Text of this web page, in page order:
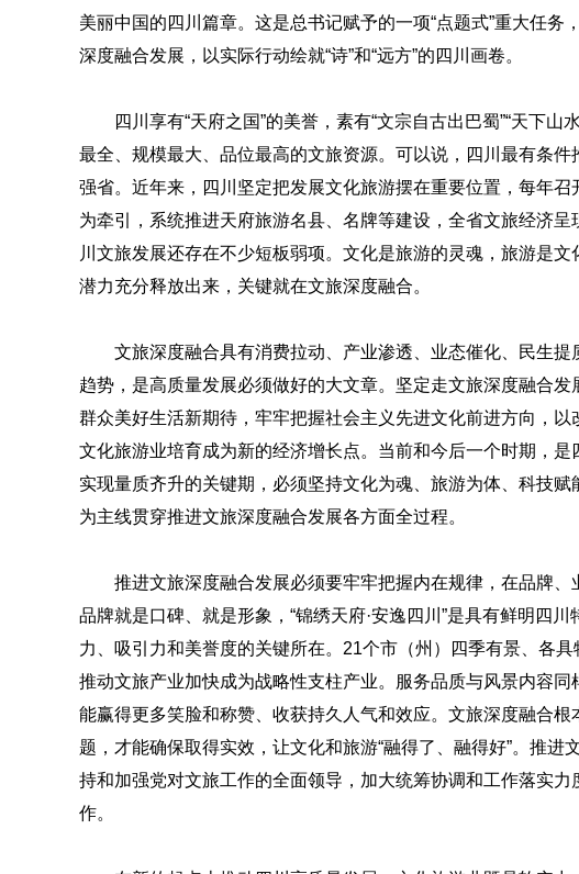
美丽中国的四川篇章。这是总书记赋予的一项“点题式”重大任务
深度融合发展，以实际行动绘就“诗”和“远方”的四川画卷。
四川享有“天府之国”的美誉，素有“文宗自古出巴蜀”“天下
最全、规模最大、品位最高的文旅资源。可以说，四川最有条
强省。近年来，四川坚定把发展文化旅游摆在重要位置，每年
为牵引，系统推进天府旅游名县、名牌等建设，全省文旅经济
川文旅发展还存在不少短板弱项。文化是旅游的灵魂，旅游是
潜力充分释放出来，关键就在文旅深度融合。
文旅深度融合具有消费拉动、产业渗透、业态催化、民生提
趋势，是高质量发展必须做好的大文章。坚定走文旅深度融合
群众美好生活新期待，牢牢把握社会主义先进文化前进方向，
文化旅游业培育成为新的经济增长点。当前和今后一个时期，
实现量质齐升的关键期，必须坚持文化为魂、旅游为体、科技赋
为主线贯穿推进文旅深度融合发展各方面全过程。
推进文旅深度融合发展必须要牢牢把握内在规律，在品牌、
品牌就是口碑、就是形象，“锦绣天府·安逸四川”是具有鲜明四
力、吸引力和美誉度的关键所在。21个市（州）四季有景、各
推动文旅产业加快成为战略性支柱产业。服务品质与风景内容同
能赢得更多笑脸和称赞、收获持久人气和效应。文旅深度融合
题，才能确保取得实效，让文化和旅游“融得了、融得好”。推进
持和加强党对文旅工作的全面领导，加大统筹协调和工作落实
作。